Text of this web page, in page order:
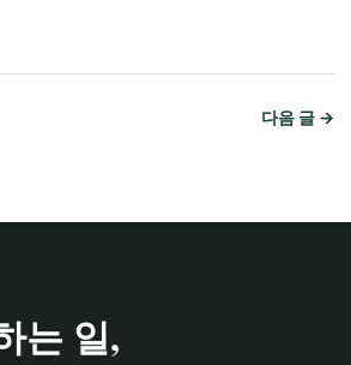
다음 글 →
는 일,